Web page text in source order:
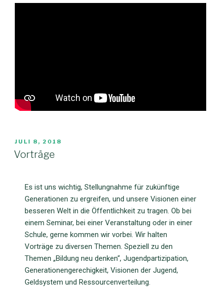
JULI 8, 2018
Vorträge
Es ist uns wichtig, Stellungnahme für zukünftige
Generationen zu ergreifen, und unsere Visionen einer
besseren Welt in die Öffentlichkeit zu tragen. Ob bei
einem Seminar, bei einer Veranstaltung oder in einer
Schule, gerne kommen wir vorbei. Wir halten
Vorträge zu diversen Themen. Speziell zu den
Themen „Bildung neu denken“, Jugendpartizipation,
Generationengerechigkeit, Visionen der Jugend,
Geldsystem und Ressourcenverteilung.